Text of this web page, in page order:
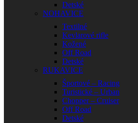
Detské
NOHAVICE
Textilné
Kevlarové rifle
Kožené
Off Road
Detské
RUKAVICE
Športové – Racing
Turistické – Urban
Chopper – Cruiser
Off Road
Detské